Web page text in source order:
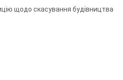
щодо скасування будівництва